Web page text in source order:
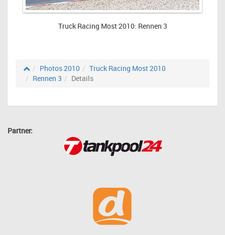
Truck Racing Most 2010: Rennen 3
Photos 2010
Truck Racing Most 2010
Rennen 3
Details
Partner: